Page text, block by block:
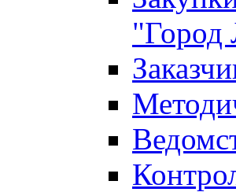
"Город